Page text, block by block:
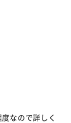
なので詳しく